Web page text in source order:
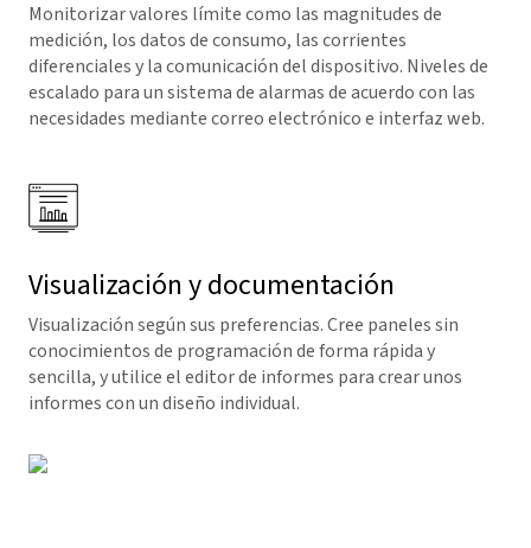
Monitorizar valores límite como las magnitudes de
medición, los datos de consumo, las corrientes
diferenciales y la comunicación del dispositivo. Niveles de
escalado para un sistema de alarmas de acuerdo con las
necesidades mediante correo electrónico e interfaz web.
Visualización y documentación
Visualización según sus preferencias. Cree paneles sin
conocimientos de programación de forma rápida y
sencilla, y utilice el editor de informes para crear unos
informes con un diseño individual.